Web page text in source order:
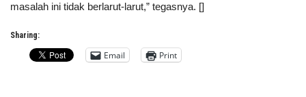
masalah ini tidak berlarut-larut,” tegasnya. []
Sharing:
Email Print